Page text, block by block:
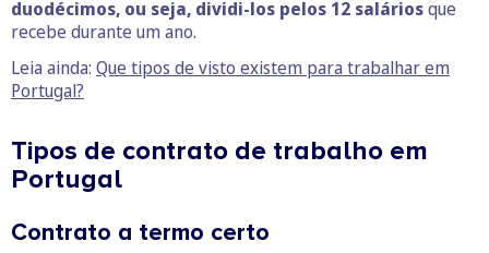
duodécimos, ou seja, dividi-los pelos 12 saláriosque
recebe durante um ano.
Leia ainda: Que tipos de visto existem para trabalhar em
Portugal?
Tipos de contrato de trabalho em
Portugal
Contrato a termo certo